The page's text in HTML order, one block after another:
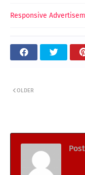
Responsive
OLDER